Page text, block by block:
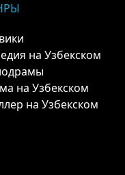
на Узбекском
на Узбекском
на Узбекском